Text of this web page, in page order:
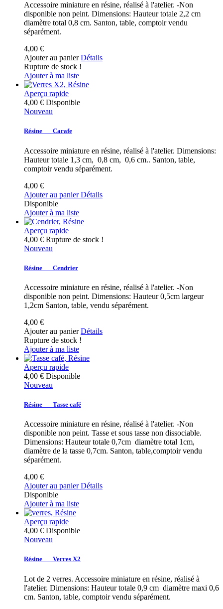
Accessoire miniature en résine, réalisé à l'atelier. -Non
disponible non peint. Dimensions: Hauteur totale 2,2 cm
diamètre total 0,8 cm. Santon, table, comptoir vendu
séparément.
4,00 €
Ajouter au panier Détails
Rupture de stock !
Ajouter à ma liste
Aperçu rapide
4,00 € Disponible
Nouveau
Résine___Carafe
Accessoire miniature en résine, réalisé à l'atelier. Dimensions:
Hauteur totale 1,3 cm, 0,8 cm, 0,6 cm.. Santon, table,
comptoir vendu séparément.
4,00 €
Ajouter au panier Détails
Disponible
Ajouter à ma liste
Aperçu rapide
4,00 € Rupture de stock !
Nouveau
Résine___Cendrier
Accessoire miniature en résine, réalisé à l'atelier. -Non
disponible non peint. Dimensions: Hauteur 0,5cm largeur
1,2cm Santon, table, vendu séparément.
4,00 €
Ajouter au panier Détails
Rupture de stock !
Ajouter à ma liste
Aperçu rapide
4,00 € Disponible
Nouveau
Résine___Tasse café
Accessoire miniature en résine, réalisé à l'atelier. -Non
disponible non peint. Tasse et sous tasse non dissociable.
Dimensions: Hauteur totale 0,7cm diamètre total 1cm,
diamètre de la tasse 0,7cm. Santon, table,comptoir vendu
séparément.
4,00 €
Ajouter au panier Détails
Disponible
Ajouter à ma liste
Aperçu rapide
4,00 € Disponible
Nouveau
Résine___Verres X2
Lot de 2 verres. Accessoire miniature en résine, réalisé à
l'atelier. Dimensions: Hauteur totale 0,9 cm diamètre maxi 0,6
cm. Santon, table, comptoir vendu séparément.